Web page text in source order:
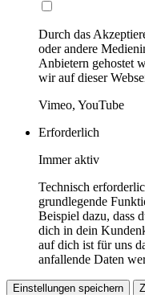
Durch das
oder andere
Anbietern gehostet
wir auf dieser
Vimeo, YouTube
Erforderlich
Immer aktiv
Technisch
grundlegende
Beispiel dazu, dass
dich in dein
auf dich ist für uns
anfallende Daten
Einstellungen speichern